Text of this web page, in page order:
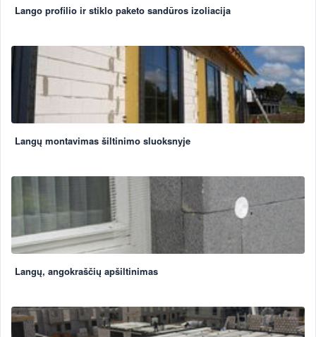
Lango profilio ir stiklo paketo sandūros izoliacija
Langų montavimas šiltinimo sluoksnyje
Langų, angokraščių apšiltinimas